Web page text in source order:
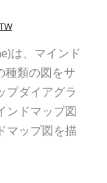
TW
は、マインド
種類の図をサ
プダイアグラ
ンドマップ図
マップ図を描